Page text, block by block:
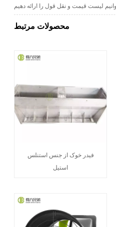
محصولات مرتبط
فیدر خوک از جنس استنلس
استیل